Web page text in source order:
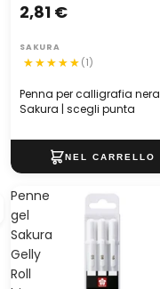
Penna per calligrafia nera
Sakura | scegli punta
2,81 €
SAKURA
(1)
Penne
gel
Sakura
Gelly
Roll